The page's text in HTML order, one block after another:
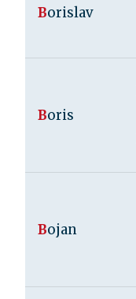
Borislav
Boris
Bojan